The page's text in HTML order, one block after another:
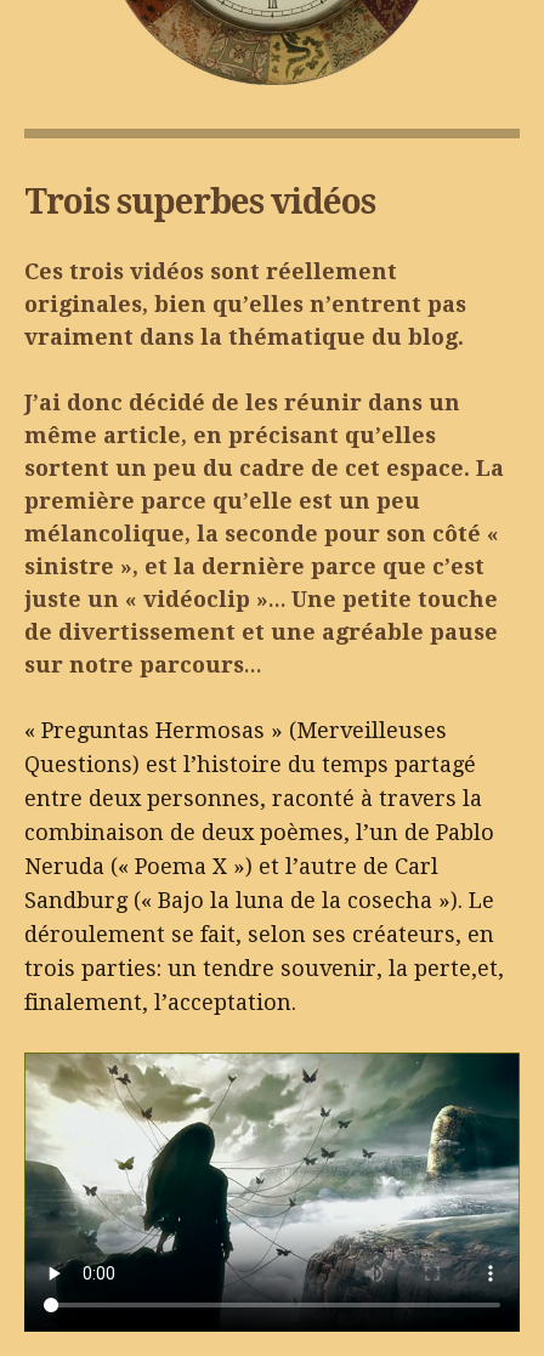
Trois superbes vidéos
Ces trois vidéos sont réellement
originales, bien qu’elles n’entrent pas
vraiment dans la thématique du blog.
J’ai donc décidé de les réunir dans un
même article, en précisant qu’elles
sortent un peu du cadre de cet espace. La
première parce qu’elle est un peu
mélancolique, la seconde pour son côté «
sinistre », et la dernière parce que c’est
juste un « vidéoclip »… Une petite touche
de divertissement et une agréable pause
sur notre parcours…
« Preguntas Hermosas » (Merveilleuses
Questions) est l’histoire du temps partagé
entre deux personnes, raconté à travers la
combinaison de deux poèmes, l’un de Pablo
Neruda (« Poema X ») et l’autre de Carl
Sandburg (« Bajo la luna de la cosecha »). Le
déroulement se fait, selon ses créateurs, en
trois parties: un tendre souvenir, la perte,et,
finalement, l’acceptation.